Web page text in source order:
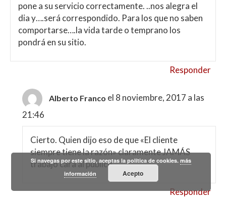
pone a su servicio correctamente. ..nos alegra el
dia y….será correspondido. Para los que no saben
comportarse….la vida tarde o temprano los
pondrá en su sitio.
Responder
Alberto Franco el 8 noviembre, 2017 a las
21:46
Cierto. Quien dijo eso de que «El cliente
siempre tiene la razón» claramente JAMÁS
trabajó cara al público…
Responder
Si navegas por este sitio, aceptas la política de cookies.más
información
Acepto